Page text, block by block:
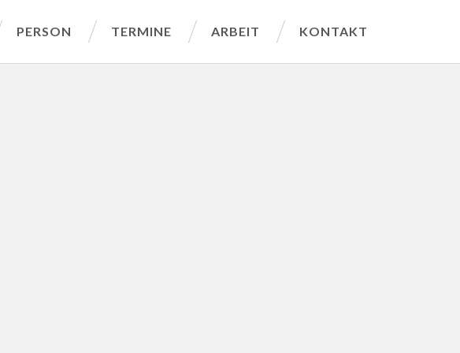
PERSON TERMINE ARBEIT KONTAKT